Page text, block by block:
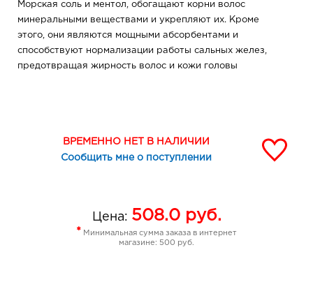
Морская соль и ментол, обогащают корни волос
минеральными веществами и укрепляют их. Кроме
этого, они являются мощными абсорбентами и
способствуют нормализации работы сальных желез,
предотвращая жирность волос и кожи головы
ВРЕМЕННО НЕТ В НАЛИЧИИ
Сообщить мне о поступлении
Цена: 508.0руб.
* Минимальная сумма заказа в интернет
магазине: 500 руб.